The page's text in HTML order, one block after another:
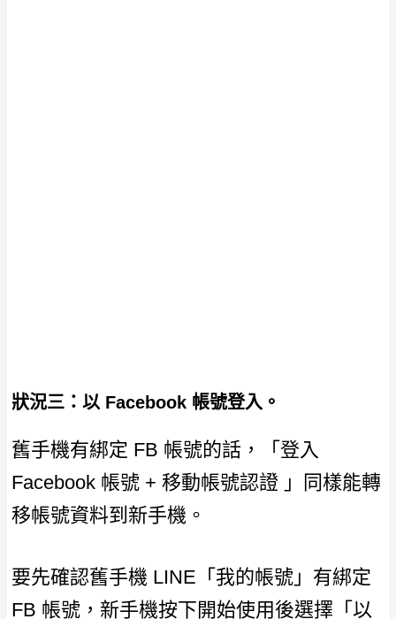
狀況三：以 Facebook 帳號登入。
舊手機有綁定 FB 帳號的話，「登入
Facebook 帳號 + 移動帳號認證 」同樣能轉
移帳號資料到新手機。
要先確認舊手機 LINE「我的帳號」有綁定
FB 帳號，新手機按下開始使用後選擇「以